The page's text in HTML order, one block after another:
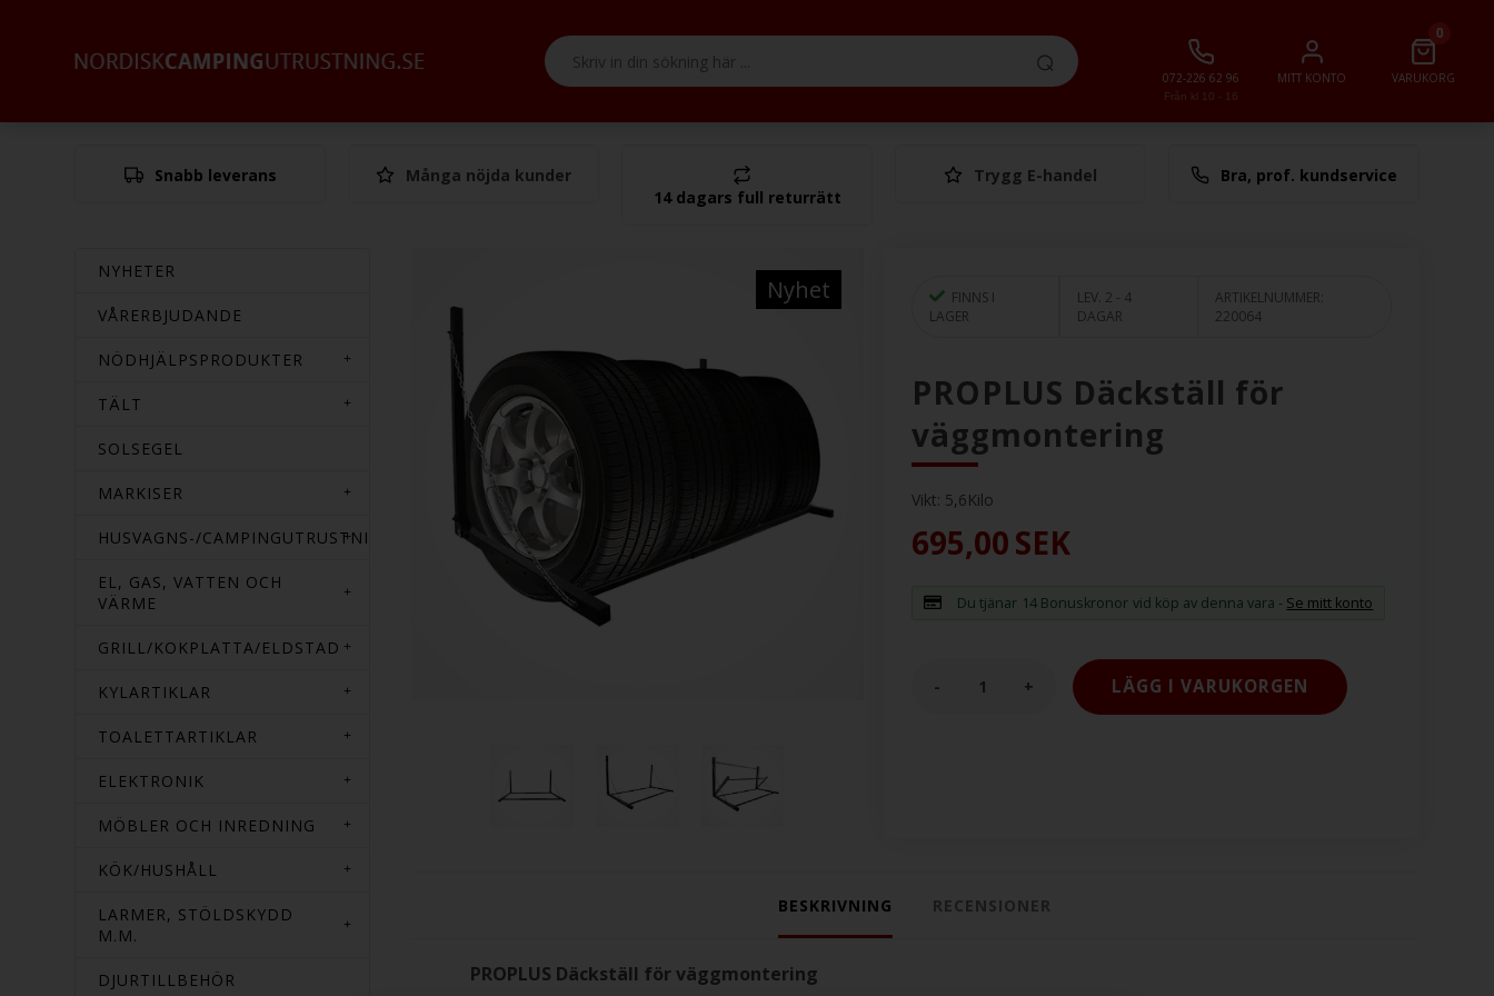
Från kl 10 - 16
072-226 62 96 MITT KONTO
0
VARUKORG
Totalt 0,00 SEK
Snabb leverans
Många nöjda kunder
14 dagars full returrätt
Trygg E-handel Bra, prof. kundservice
NYHETER
VÅRERBJUDANDE
NÖDHJÄLPSPRODUKTER
TÄLT
SOLSEGEL
MARKISER
HUSVAGNS-/CAMPINGUTRUSTNING
EL, GAS, VATTEN OCH
VÄRME
GRILL/KOKPLATTA/ELDSTAD
KYLARTIKLAR
TOALETTARTIKLAR
ELEKTRONIK
MÖBLER OCH INREDNING
KÖK/HUSHÅLL
LARMER, STÖLDSKYDD
M.M.
DJURTILLBEHÖR
Nyhet
FINNS I
LAGER
LEV. 2 - 4
DAGAR
ARTIKELNUMMER:
220064
PROPLUS Däckställ för
väggmontering
Vikt: 5,6Kilo
695,00SEK
Du tjänar 14 Bonuskronor vid köp av denna vara - Se mitt konto
- +
BESKRIVNING RECENSIONER
PROPLUS Däckställ för väggmontering